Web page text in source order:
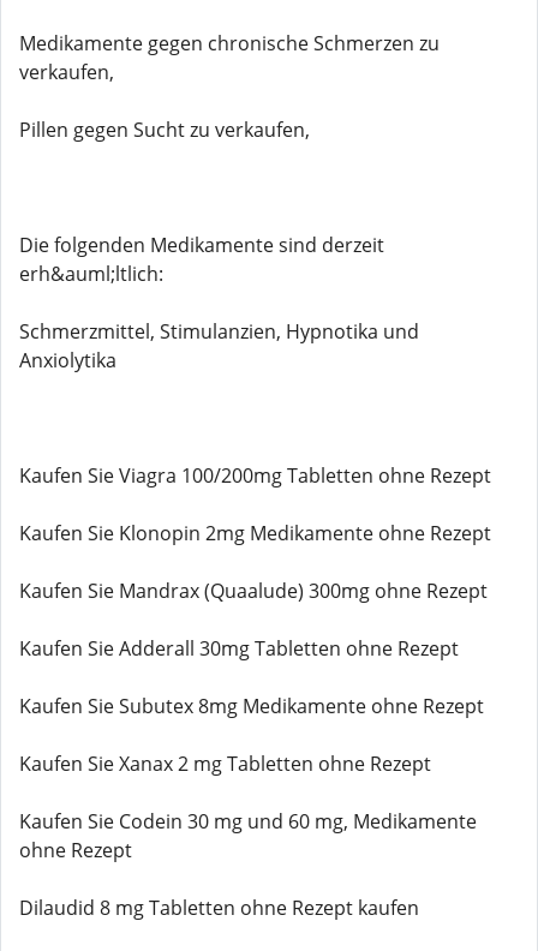
Medikamente gegen chronische Schmerzen zu
verkaufen,
Pillen gegen Sucht zu verkaufen,
Die folgenden Medikamente sind derzeit
erh&auml;ltlich:
Schmerzmittel, Stimulanzien, Hypnotika und
Anxiolytika
Kaufen Sie Viagra 100/200mg Tabletten ohne Rezept
Kaufen Sie Klonopin 2mg Medikamente ohne Rezept
Kaufen Sie Mandrax (Quaalude) 300mg ohne Rezept
Kaufen Sie Adderall 30mg Tabletten ohne Rezept
Kaufen Sie Subutex 8mg Medikamente ohne Rezept
Kaufen Sie Xanax 2 mg Tabletten ohne Rezept
Kaufen Sie Codein 30 mg und 60 mg, Medikamente
ohne Rezept
Dilaudid 8 mg Tabletten ohne Rezept kaufen